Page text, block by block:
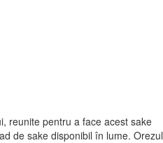
reunite pentru a face acest sake
de sake disponibil în lume. Orezul